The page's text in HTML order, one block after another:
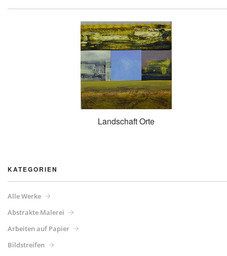
Landschaft Orte
KATEGORIEN
Alle Werke
Abstrakte Malerei
Arbeiten auf Papier
Bildstreifen